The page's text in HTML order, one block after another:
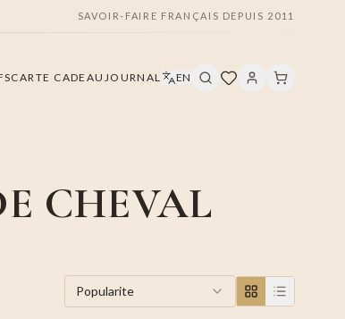
SAVOIR-FAIRE FRANÇAIS DEPUIS 2011
CARTE CADEAU JOURNAL EN
CHEVAL
Popularite